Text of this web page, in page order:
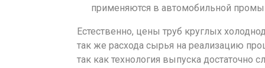
применяются в автомобильной
Естественно, цены труб круглых
так же расхода сырья на реализацию
так как технология выпуска достаточно